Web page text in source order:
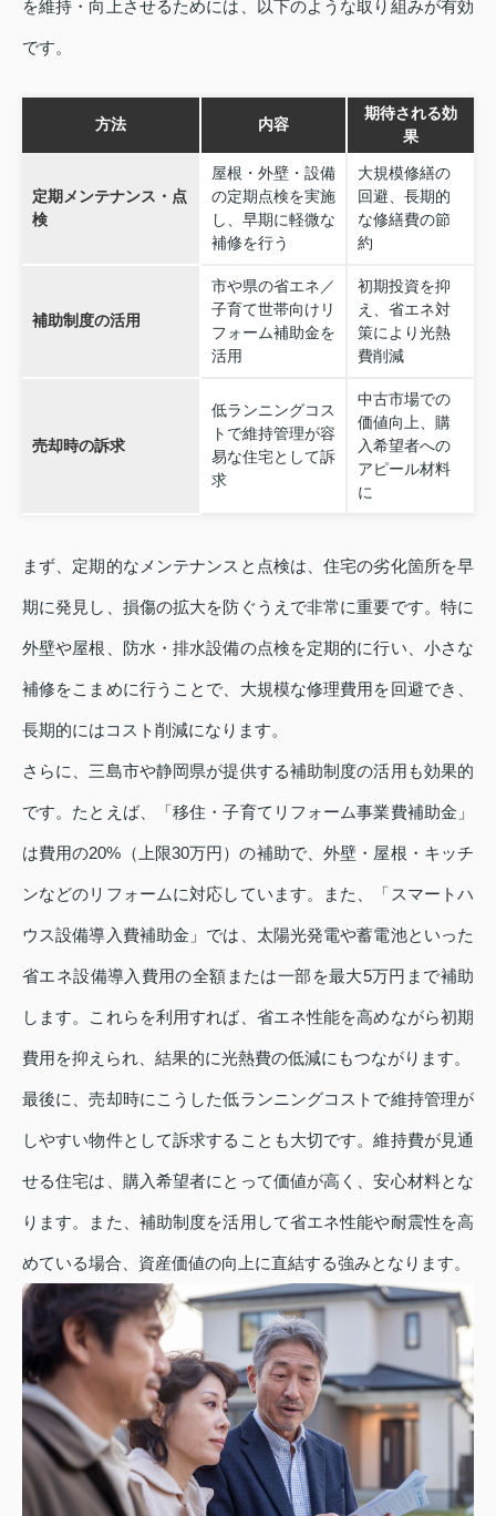
を維持・向上させるためには、以下のような取り組みが有効
です。
方法 内容
期待される効
果
定期メンテナンス・点
検
屋根・外壁・設備
の定期点検を実施
し、早期に軽微な
補修を行う
大規模修繕の
回避、長期的
な修繕費の節
約
補助制度の活用
市や県の省エネ／
子育て世帯向けリ
フォーム補助金を
活用
初期投資を抑
え、省エネ対
策により光熱
費削減
売却時の訴求
低ランニングコス
トで維持管理が容
易な住宅として訴
求
中古市場での
価値向上、購
入希望者への
アピール材料
に
まず、定期的なメンテナンスと点検は、住宅の劣化箇所を早
期に発見し、損傷の拡大を防ぐうえで非常に重要です。特に
外壁や屋根、防水・排水設備の点検を定期的に行い、小さな
補修をこまめに行うことで、大規模な修理費用を回避でき、
長期的にはコスト削減になります。
さらに、三島市や静岡県が提供する補助制度の活用も効果的
です。たとえば、「移住・子育てリフォーム事業費補助金」
は費用の20%（上限30万円）の補助で、外壁・屋根・キッチ
ンなどのリフォームに対応しています。また、「スマートハ
ウス設備導入費補助金」では、太陽光発電や蓄電池といった
省エネ設備導入費用の全額または一部を最大5万円まで補助
します。これらを利用すれば、省エネ性能を高めながら初期
費用を抑えられ、結果的に光熱費の低減にもつながります。
最後に、売却時にこうした低ランニングコストで維持管理が
しやすい物件として訴求することも大切です。維持費が見通
せる住宅は、購入希望者にとって価値が高く、安心材料とな
ります。また、補助制度を活用して省エネ性能や耐震性を高
めている場合、資産価値の向上に直結する強みとなります。